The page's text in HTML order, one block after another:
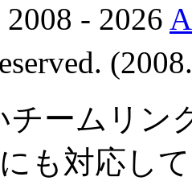
- 2026
チームリン
も対応し